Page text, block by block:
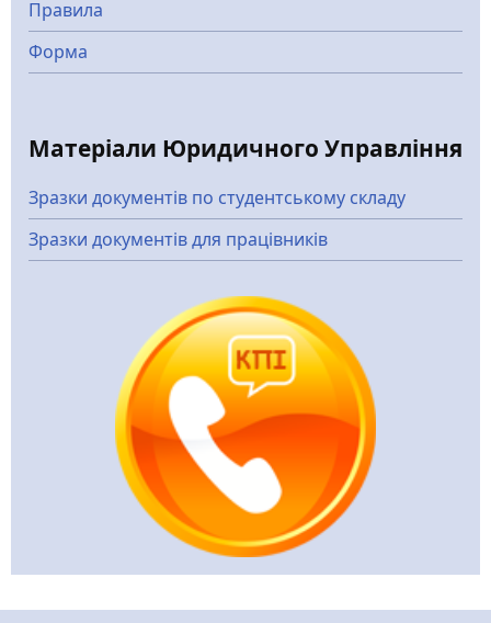
Правила
Форма
Матеріали Юридичного Управління
Зразки документів по студентському складу
Зразки документів для працівників